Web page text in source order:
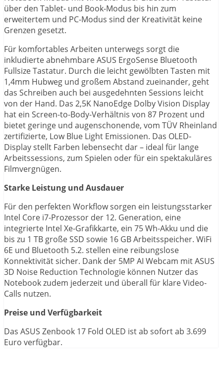
über den Tablet- und Book-Modus bis hin zum
erweitertem und PC-Modus sind der Kreativität keine
Grenzen gesetzt.
Für komfortables Arbeiten unterwegs sorgt die
inkludierte abnehmbare ASUS ErgoSense Bluetooth
Fullsize Tastatur. Durch die leicht gewölbten Tasten mit
1,4mm Hubweg und großem Abstand zueinander, geht
das Schreiben auch bei ausgedehnten Sessions leicht
von der Hand. Das 2,5K NanoEdge Dolby Vision Display
hat ein Screen-to-Body-Verhältnis von 87 Prozent und
bietet geringe und augenschonende, vom TÜV Rheinland
zertifizierte, Low Blue Light Emissionen. Das OLED-
Display stellt Farben lebensecht dar – ideal für lange
Arbeitssessions, zum Spielen oder für ein spektakuläres
Filmvergnügen.
Starke Leistung und Ausdauer
Für den perfekten Workflow sorgen ein leistungsstarker
Intel Core i7-Prozessor der 12. Generation, eine
integrierte Intel Xe-Grafikkarte, ein 75 Wh-Akku und die
bis zu 1 TB große SSD sowie 16 GB Arbeitsspeicher. WiFi
6E und Bluetooth 5.2. stellen eine reibungslose
Konnektivität sicher. Dank der 5MP AI Webcam mit ASUS
3D Noise Reduction Technologie können Nutzer das
Notebook zudem jederzeit und überall für klare Video-
Calls nutzen.
Preise und Verfügbarkeit
Das ASUS Zenbook 17 Fold OLED ist ab sofort ab 3.699
Euro verfügbar.